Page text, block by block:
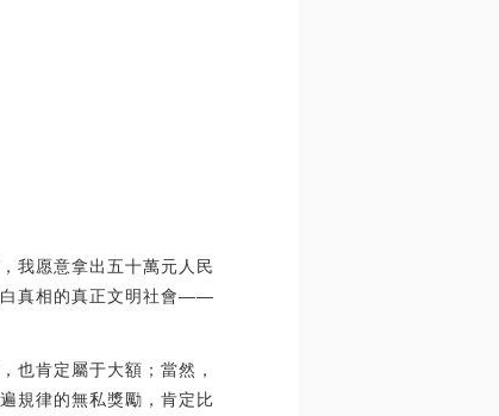
我愿意拿出五十萬元人民
白真相的真正文明社會——
也肯定屬于大額；當然，
規律的無私獎勵，肯定比